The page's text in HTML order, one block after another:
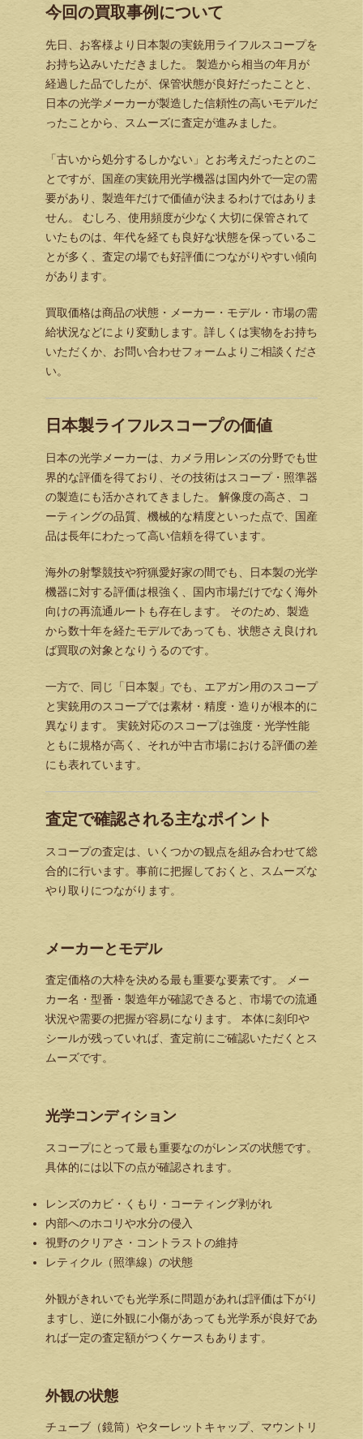
今回の買取事例について
先日、お客様より日本製の実銃用ライフルスコープを
お持ち込みいただきました。 製造から相当の年月が
経過した品でしたが、保管状態が良好だったことと、
日本の光学メーカーが製造した信頼性の高いモデルだ
ったことから、スムーズに査定が進みました。
「古いから処分するしかない」とお考えだったとのこ
とですが、国産の実銃用光学機器は国内外で一定の需
要があり、製造年だけで価値が決まるわけではありま
せん。 むしろ、使用頻度が少なく大切に保管されて
いたものは、年代を経ても良好な状態を保っているこ
とが多く、査定の場でも好評価につながりやすい傾向
があります。
買取価格は商品の状態・メーカー・モデル・市場の需
給状況などにより変動します。詳しくは実物をお持ち
いただくか、お問い合わせフォームよりご相談くださ
い。
日本製ライフルスコープの価値
日本の光学メーカーは、カメラ用レンズの分野でも世
界的な評価を得ており、その技術はスコープ・照準器
の製造にも活かされてきました。 解像度の高さ、コ
ーティングの品質、機械的な精度といった点で、国産
品は長年にわたって高い信頼を得ています。
海外の射撃競技や狩猟愛好家の間でも、日本製の光学
機器に対する評価は根強く、国内市場だけでなく海外
向けの再流通ルートも存在します。 そのため、製造
から数十年を経たモデルであっても、状態さえ良けれ
ば買取の対象となりうるのです。
一方で、同じ「日本製」でも、エアガン用のスコープ
と実銃用のスコープでは素材・精度・造りが根本的に
異なります。 実銃対応のスコープは強度・光学性能
ともに規格が高く、それが中古市場における評価の差
にも表れています。
査定で確認される主なポイント
スコープの査定は、いくつかの観点を組み合わせて総
合的に行います。事前に把握しておくと、スムーズな
やり取りにつながります。
メーカーとモデル
査定価格の大枠を決める最も重要な要素です。 メー
カー名・型番・製造年が確認できると、市場での流通
状況や需要の把握が容易になります。 本体に刻印や
シールが残っていれば、査定前にご確認いただくとス
ムーズです。
光学コンディション
スコープにとって最も重要なのがレンズの状態です。
具体的には以下の点が確認されます。
レンズのカビ・くもり・コーティング剥がれ
内部へのホコリや水分の侵入
視野のクリアさ・コントラストの維持
レティクル（照準線）の状態
外観がきれいでも光学系に問題があれば評価は下がり
ますし、逆に外観に小傷があっても光学系が良好であ
れば一定の査定額がつくケースもあります。
外観の状態
チューブ（鏡筒）やターレットキャップ、マウントリ